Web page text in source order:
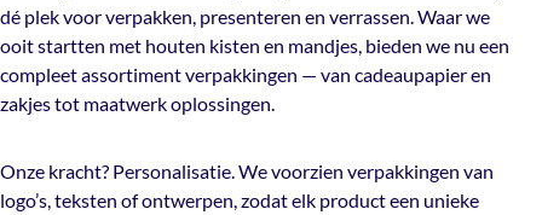
dé plek voor verpakken, presenteren en verrassen. Waar we
ooit startten met houten kisten en mandjes, bieden we nu een
compleet assortiment verpakkingen — van cadeaupapier en
zakjes tot maatwerk oplossingen.
Onze kracht? Personalisatie. We voorzien verpakkingen van
logo’s, teksten of ontwerpen, zodat elk product een unieke